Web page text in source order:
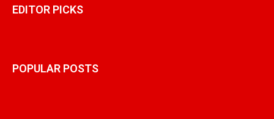
EDITOR PICKS
POPULAR POSTS